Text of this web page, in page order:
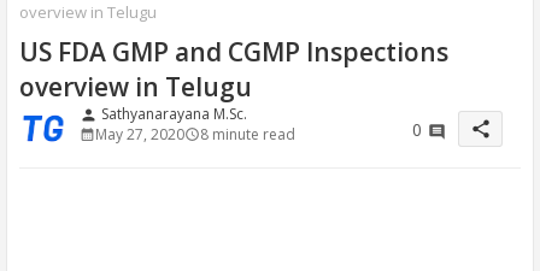
overview in Telugu
US FDA GMP and CGMP Inspections
overview in Telugu
person Sathyanarayana M.Sc.
May 27, 2020
8 minute read 0 share